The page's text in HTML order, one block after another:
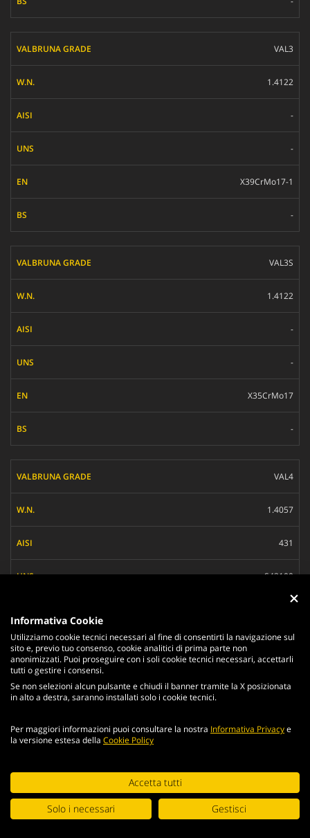
VAL3
1.4122
-
-
X39CrMo17-1
-
VAL3S
1.4122
-
-
X35CrMo17
-
VAL4
1.4057
431
S43100
-
VAL4UK
-
Continuando la navigazione del portale, accetti le condizioni
generali e itermini di utilizzo.
ACCETTA
Informativa Cookie
Utilizziamo cookie tecnici necessari al fine di consentirti la navigazione sul
sito e, previo tuo consenso, cookie analitici di prima parte non
anonimizzati. Puoi proseguire con i soli cookie tecnici necessari, accettarli
tutti o gestire i consensi.
Se non selezioni alcun pulsante e chiudi il banner tramite la X posizionata
in alto a destra, saranno installati solo i cookie tecnici.
Per maggiori informazioni puoi consultare la nostra Informativa Privacye
la versione estesa della Cookie Policy
Accetta tutti
Solo i necessari
Gestisci